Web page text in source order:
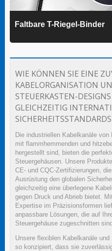
Faltbare T-Riegel-Binder
WIE KÖNNEN SIE EINE
KABELORGANISATION
STEUERKASTEN-
GLEICHZEITIG
Die industriellen Kabelkanäle
mit flammhemmenden und
hergestellt sind, bieten die
Steuergehäusen. Unsere
CE- und CQC-Zertifizierungen,
Ausrüstung den globalen
gleichzeitig eine überlegene
gegen Druck und Abrieb bietet.
Expertise im Präzisionsformen
anpassbare Lösungen, die auf
Steuergehäuse zugeschnitten sind.
Unsere flexiblen Kabelkanäle
so konzipiert, dass sie